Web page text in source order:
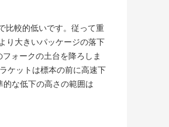
比較的低いです。従って重
り大きいパッケージの落下
ォークの土台を降ろしま
ケットは標本の前に高速下
な低下の高さの範囲は